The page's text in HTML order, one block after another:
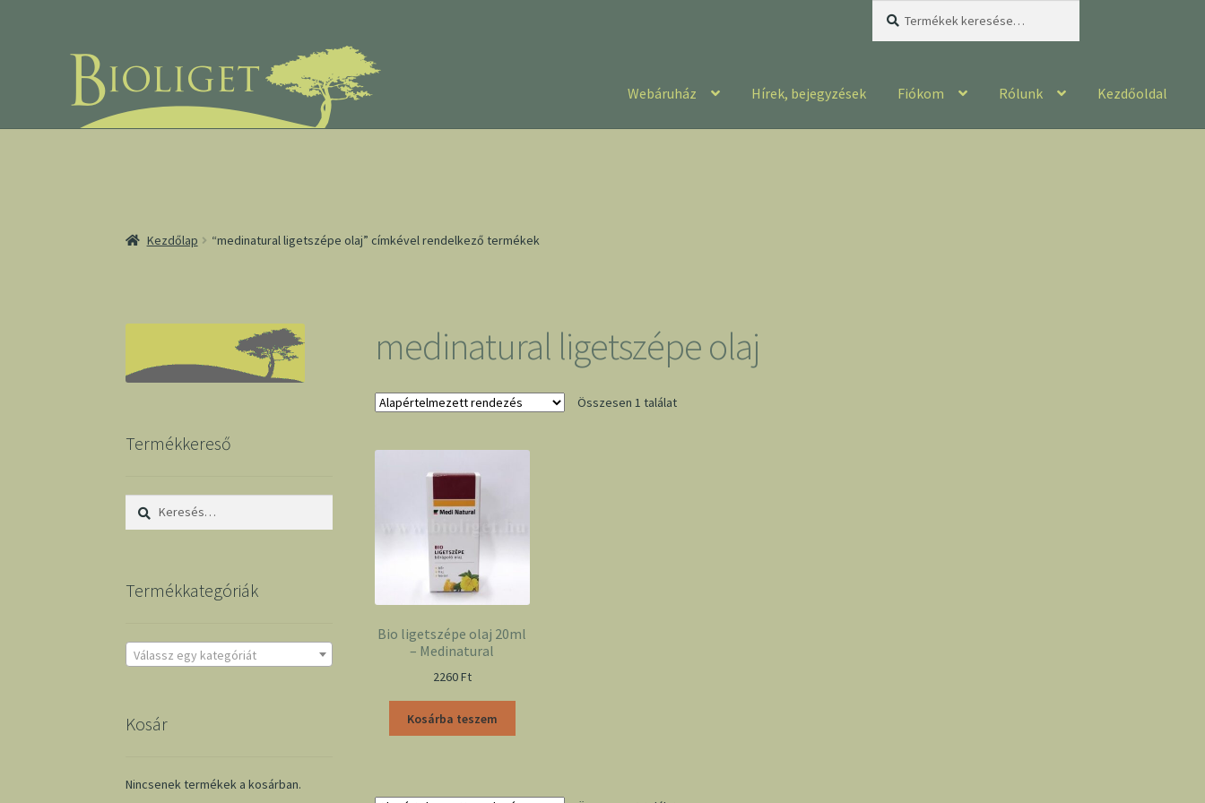
Webáruház Hírek, bejegyzések Fiókom Rólunk Kezdőoldal
Kezdőlap “medinatural ligetszépe olaj” címkével rendelkező termékek
medinatural ligetszépe olaj
Összesen 1 találat
Bio ligetszépe olaj 20ml
– Medinatural
2260Ft
Kosárba teszem
Termékkereső
Keresés:
Termékkategóriák
Válassz egy kategóriát
Kosár
Nincsenek termékek a kosárban.